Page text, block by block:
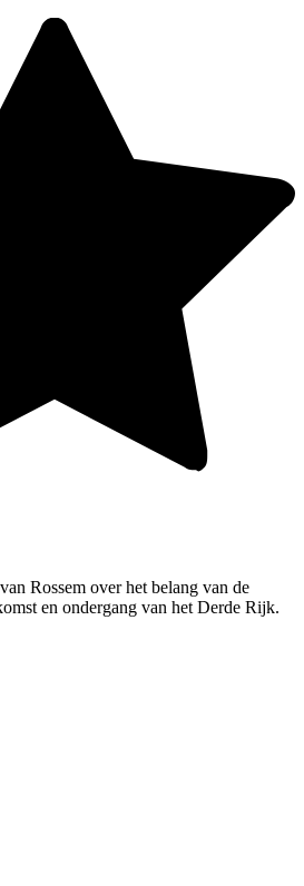
Rossem over het belang van de
en ondergang van het Derde Rijk.